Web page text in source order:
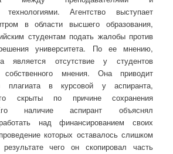
технологиями. Агентство выступает
в области высшего образования,
студентам подать жалобы против
университета. По ее мнению,
является отсутствие у студентов
собственного мнения. Она приводит
плагиата в курсовой у аспиранта,
скрыты по причине сохранения
наличие аспирант объяснял
над финансированием своих
которых оставалось слишком
чего он скопировал часть